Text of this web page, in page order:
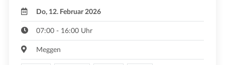
Do, 12. Februar 2026
07:00 - 16:00 Uhr
Meggen